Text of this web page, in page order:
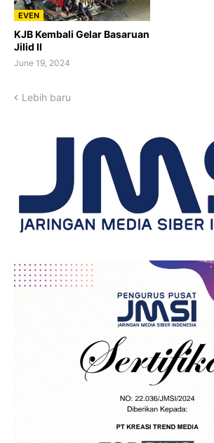
EVEN
KJB Kembali Gelar Basaruan
Jilid II
June 19, 2024
Lebih baru